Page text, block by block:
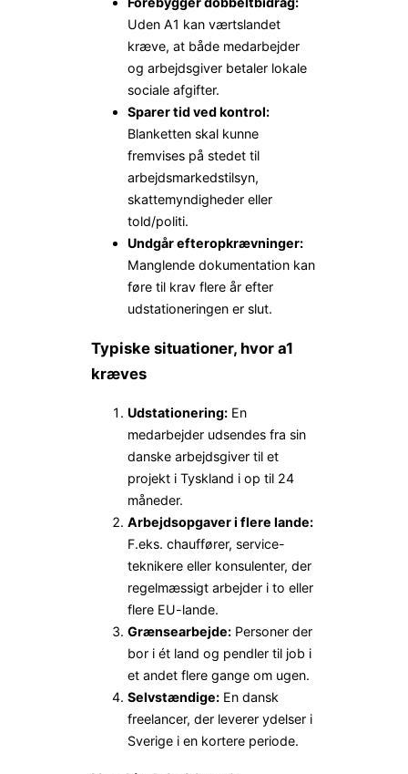
Uden A1 kan værtslandet
kræve, at både medarbejder
og arbejdsgiver betaler lokale
sociale afgifter.
Sparer tid ved kontrol:
Blanketten skal kunne
fremvises på stedet til
arbejdsmarkedstilsyn,
skattemyndigheder eller
told/politi.
Undgår efteropkrævninger:
Manglende dokumentation kan
føre til krav flere år efter
udstationeringen er slut.
Typiske situationer, hvor a1
kræves
Udstationering: En
medarbejder udsendes fra sin
danske arbejdsgiver til et
projekt i Tyskland i op til 24
måneder.
Arbejdsopgaver i flere lande:
F.eks. chauffører, service-
teknikere eller konsulenter, der
regelmæssigt arbejder i to eller
flere EU-lande.
Grænsearbejde: Personer der
bor i ét land og pendler til job i
et andet flere gange om ugen.
Selvstændige: En dansk
freelancer, der leverer ydelser i
Sverige i en kortere periode.